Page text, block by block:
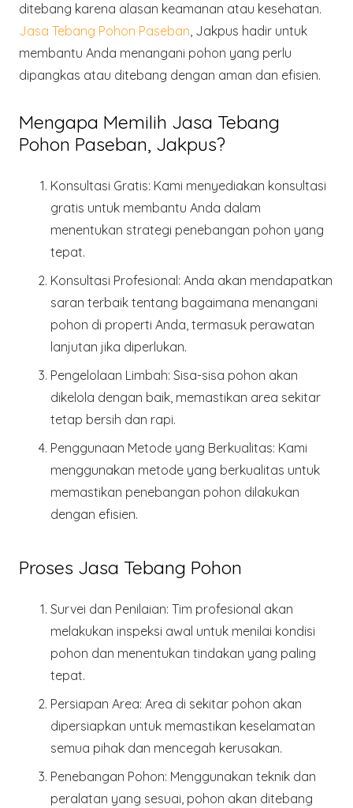
ditebang karena alasan keamanan atau kesehatan.
Jasa Tebang Pohon Paseban, Jakpus hadir untuk
membantu Anda menangani pohon yang perlu
dipangkas atau ditebang dengan aman dan efisien.
Mengapa Memilih Jasa Tebang
Pohon Paseban, Jakpus?
Konsultasi Gratis: Kami menyediakan konsultasi
gratis untuk membantu Anda dalam
menentukan strategi penebangan pohon yang
tepat.
Konsultasi Profesional: Anda akan mendapatkan
saran terbaik tentang bagaimana menangani
pohon di properti Anda, termasuk perawatan
lanjutan jika diperlukan.
Pengelolaan Limbah: Sisa-sisa pohon akan
dikelola dengan baik, memastikan area sekitar
tetap bersih dan rapi.
Penggunaan Metode yang Berkualitas: Kami
menggunakan metode yang berkualitas untuk
memastikan penebangan pohon dilakukan
dengan efisien.
Proses Jasa Tebang Pohon
Survei dan Penilaian: Tim profesional akan
melakukan inspeksi awal untuk menilai kondisi
pohon dan menentukan tindakan yang paling
tepat.
Persiapan Area: Area di sekitar pohon akan
dipersiapkan untuk memastikan keselamatan
semua pihak dan mencegah kerusakan.
Penebangan Pohon: Menggunakan teknik dan
peralatan yang sesuai, pohon akan ditebang